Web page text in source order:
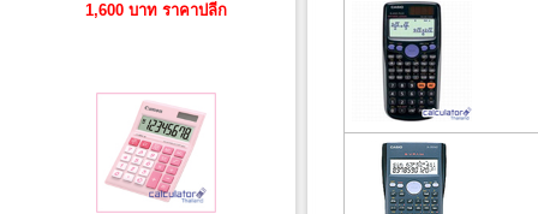
1,600 บาท ราคาปลีก